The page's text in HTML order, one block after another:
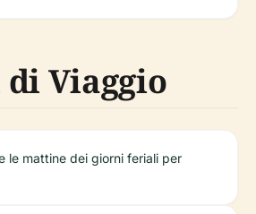
Viaggio
le mattine dei giorni feriali per